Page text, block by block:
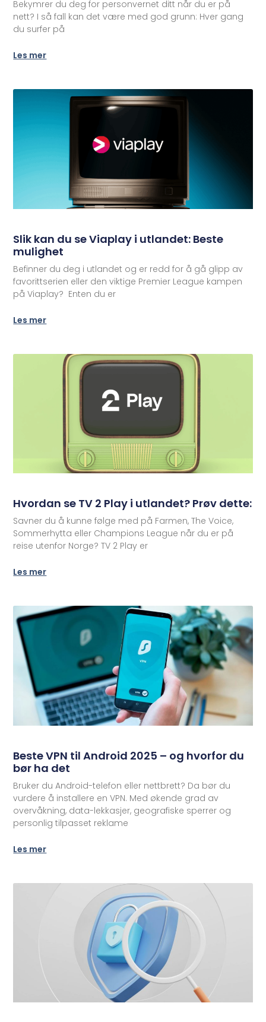
Bekymrer du deg for personvernet ditt når du er på
nett? I så fall kan det være med god grunn: Hver gang
du surfer på
Les mer
Slik kan du se Viaplay i utlandet: Beste
mulighet
Befinner du deg i utlandet og er redd for å gå glipp av
favorittserien eller den viktige Premier League kampen
på Viaplay? Enten du er
Les mer
Hvordan se TV 2 Play i utlandet? Prøv dette:
Savner du å kunne følge med på Farmen, The Voice,
Sommerhytta eller Champions League når du er på
reise utenfor Norge? TV 2 Play er
Les mer
Beste VPN til Android 2025 – og hvorfor du
bør ha det
Bruker du Android-telefon eller nettbrett? Da bør du
vurdere å installere en VPN. Med økende grad av
overvåkning, data-lekkasjer, geografiske sperrer og
personlig tilpasset reklame
Les mer